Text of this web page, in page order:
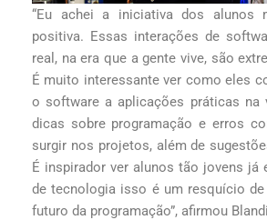
“Eu achei a iniciativa dos alunos
positiva. Essas interações de
real, na era que a gente vive, são
É muito interessante ver como eles
o software a aplicações práticas na
dicas sobre programação e erros
surgir nos projetos, além de
É inspirador ver alunos tão jovens já
de tecnologia isso é um resquício de
futuro da programação”, afirmou